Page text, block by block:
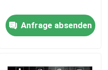
Schutzbereich
Anfrage absenden